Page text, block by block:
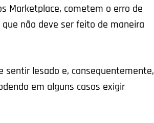
Marketplace, cometem o erro de
não deve ser feito de maneira
sentir lesado e, consequentemente,
em alguns casos exigir